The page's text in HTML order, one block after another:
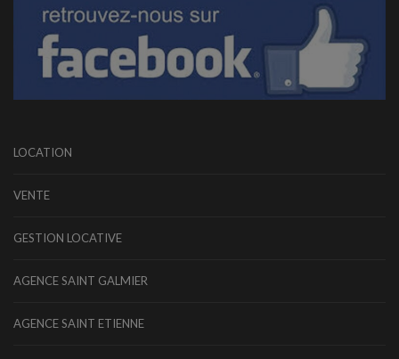
LOCATION
VENTE
GESTION LOCATIVE
AGENCE SAINT GALMIER
AGENCE SAINT ETIENNE